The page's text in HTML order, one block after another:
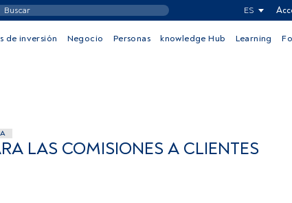
ES
de inversión Negocio Personas knowledge Hub Learning
LAS COMISIONES A CLIENTES